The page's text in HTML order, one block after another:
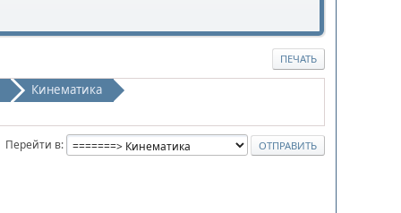
ПЕЧАТЬ
Кинематика
Перейти в